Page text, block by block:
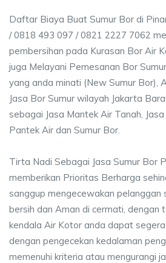
Daftar Biaya Buat Sumur Bor di
/ 0818 493 097 / 0821 2227 7062
pembersihan pada Kurasan Bor Air
juga Melayani Pemesanan Bor
yang anda minati (New Sumur Bor),
Jasa Bor Sumur wilayah Jakarta
sebagai Jasa Mantek Air Tanah,
Pantek Air dan Sumur Bor.
Tirta Nadi Sebagai Jasa Sumur Bor
memberikan Prioritas Berharga
sanggup mengecewakan pelanggan
bersih dan Aman di cermati, dengan
kendala Air Kotor anda dapat
dengan pengecekan kedalaman
memenuhi kriteria atau mengurangi